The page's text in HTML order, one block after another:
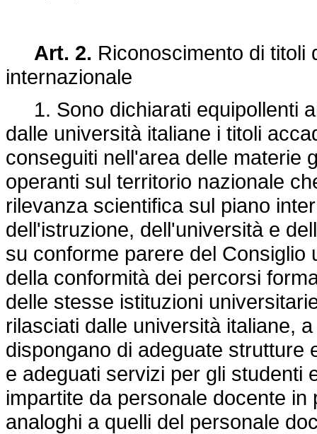
Art. 2. Riconoscimento di titoli
internazionale
1. Sono dichiarati equipollenti
dalle università italiane i titoli
conseguiti nell'area delle materie
operanti sul territorio nazionale
rilevanza scientifica sul piano
dell'istruzione, dell'università e
su conforme parere del
della conformità dei percorsi
delle stesse istituzioni
rilasciati dalle università italiane,
dispongano di adeguate strutture
e adeguati servizi per gli studenti
impartite da personale docente
analoghi a quelli del personale